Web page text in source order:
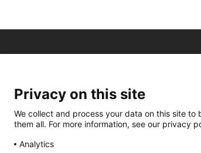
Privacy on this site
We collect and process your data on this site
them all. For more information, see our privacy
Analytics